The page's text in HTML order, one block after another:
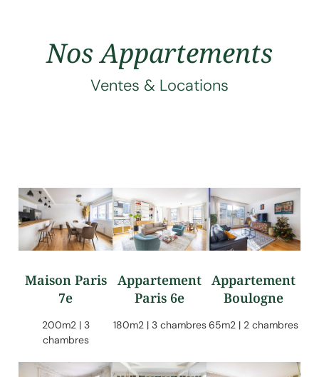
Nos Appartements
Ventes & Locations
Maison Paris
7e
200m2 | 3
chambres
Appartement
Paris 6e
180m2 | 3 chambres
Appartement
Boulogne
65m2 | 2 chambres